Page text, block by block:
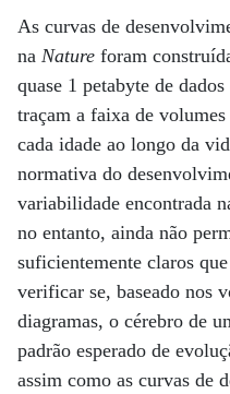
As curvas de
na Nature foram
quase 1 petabyte de
traçam a faixa de
cada idade ao longo da
normativa do
variabilidade encontrada
no entanto, ainda não
suficientemente claros
verificar se, baseado nos
diagramas, o cérebro de
padrão esperado de
assim como as curvas de